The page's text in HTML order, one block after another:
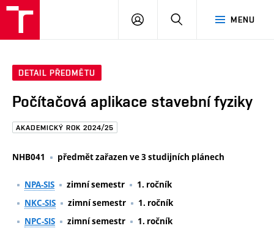
Brno
MENU
PŘIHLÁSIT
DETAIL PŘEDMĚTU
Počítačová aplikace stavební fyziky
AKADEMICKÝ ROK 2024/25
NHB041 předmět zařazen ve 3 studijních plánech
NPA-SIS zimní semestr
1. ročník
NKC-SIS
zimní semestr
1. ročník
NPC-SIS
zimní semestr 1. ročník